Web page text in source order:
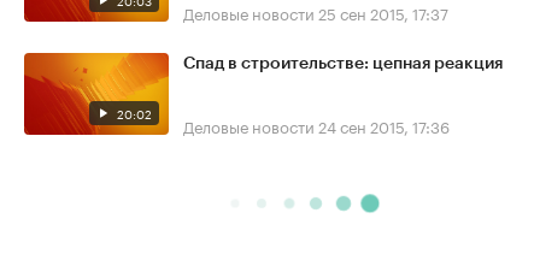
Деловые новости 25 сен 2015, 17:37
20:02
Спад в строительстве: цепная реакция
Деловые новости 24 сен 2015, 17:36